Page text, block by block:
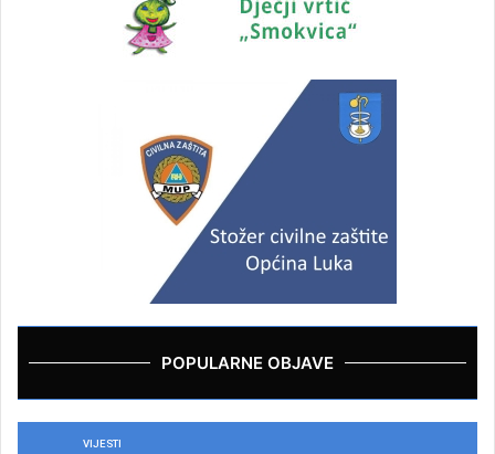
POPULARNE OBJAVE
VIJESTI